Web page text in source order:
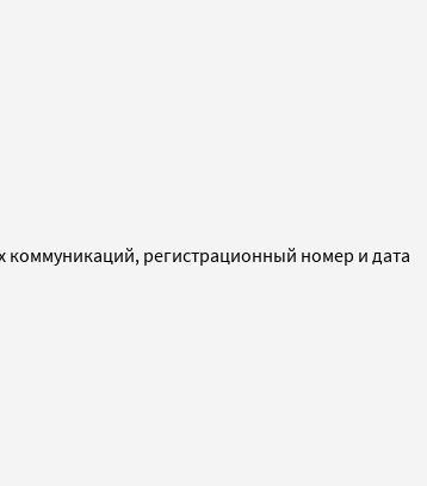
регистрационный номер и дата